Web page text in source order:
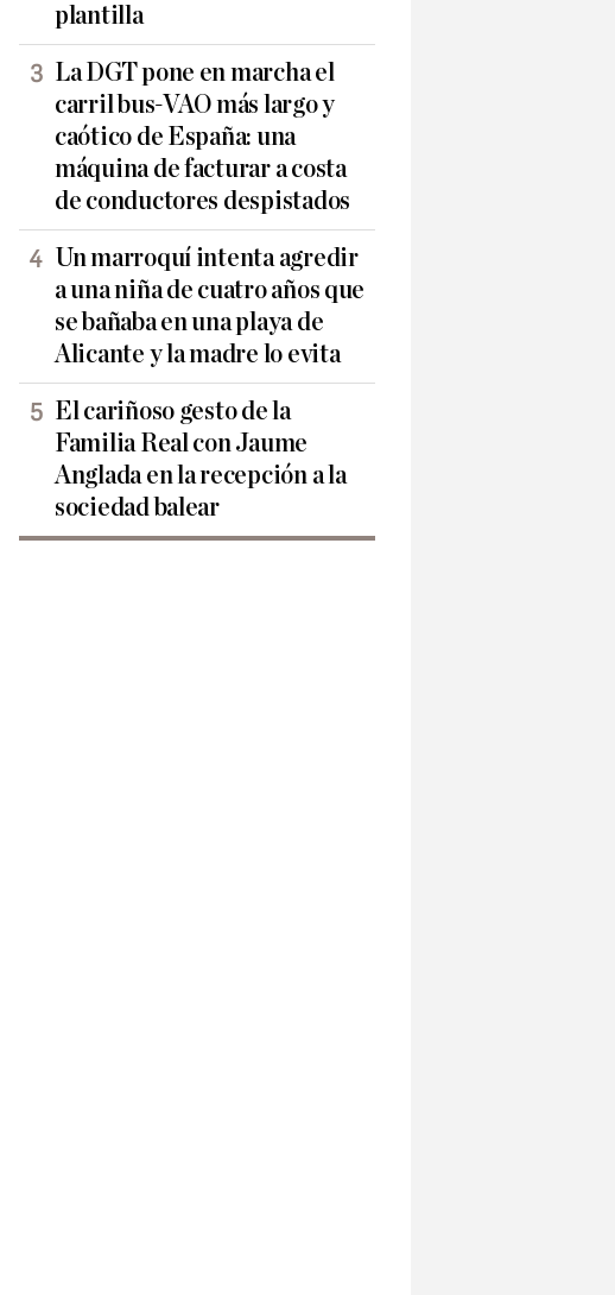
plantilla
La DGT pone en marcha el
carril bus-VAO más largo y
caótico de España: una
máquina de facturar a costa
de conductores despistados
Un marroquí intenta agredir
a una niña de cuatro años que
se bañaba en una playa de
Alicante y la madre lo evita
El cariñoso gesto de la
Familia Real con Jaume
Anglada en la recepción a la
sociedad balear